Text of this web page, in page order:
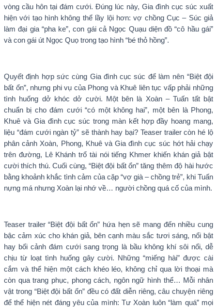
vòng cầu hôn tại đám cưới. Đúng lúc này, Gia đình cục súc xuất
hiện với tạo hình không thể lầy lội hơn: vợ chồng Cục – Súc giả
làm đại gia “pha ke”, con gái cả Ngọc Quạu diện đồ “cô hầu gái”
và con gái út Ngọc Quọ trong tạo hình “bé thỏ hồng”.
Quyết định hợp sức cùng Gia đình cục súc để làm nên “Biệt đội
bất ổn”, nhưng phi vụ của Phong và Khuê liên tục vấp phải những
tình huống dở khóc dở cười. Một bên là Xoàn – Tuấn tất bật
chuẩn bị cho đám cưới “có một không hai”, một bên là Phong,
Khuê và Gia đình cục súc trong màn kết hợp đầy hoang mang,
liệu “đám cưới ngàn tỷ” sẽ thành hay bại? Teaser trailer còn hé lộ
phân cảnh Xoàn, Phong, Khuê và Gia đình cục súc hớt hải chạy
trên đường, Lê Khánh trổ tài nói tiếng Khmer khiến khán giả bật
cười thích thú. Cuối cùng, “Biệt đội bất ổn” tăng thêm độ hài hước
bằng khoảnh khắc tình cảm của cặp “vợ già – chồng trẻ”, khi Tuấn
nựng má nhưng Xoàn lại nhớ về… người chồng quá cố của mình.
Teaser trailer “Biệt đội bất ổn” hứa hẹn sẽ mang đến nhiều cung
bậc cảm xúc cho khán giả, bên cạnh màu sắc tươi sáng, nổi bật
hay bối cảnh đám cưới sang trọng là bầu không khí sôi nổi, dễ
chịu từ loạt tình huống gây cười. Những “miếng hài” được cài
cắm và thể hiện một cách khéo léo, không chỉ qua lời thoại mà
còn qua trang phục, phong cách, ngôn ngữ hình thể… Mỗi nhân
vật trong “Biệt đội bất ổn” đều có đất diễn riêng, câu chuyện riêng
để thể hiện nét đáng yêu của mình: Tư Xoàn luôn “làm quá” mọi